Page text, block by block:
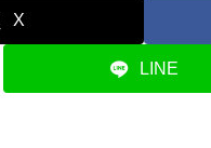
X
LINE